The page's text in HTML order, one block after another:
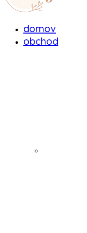
domov
obchod